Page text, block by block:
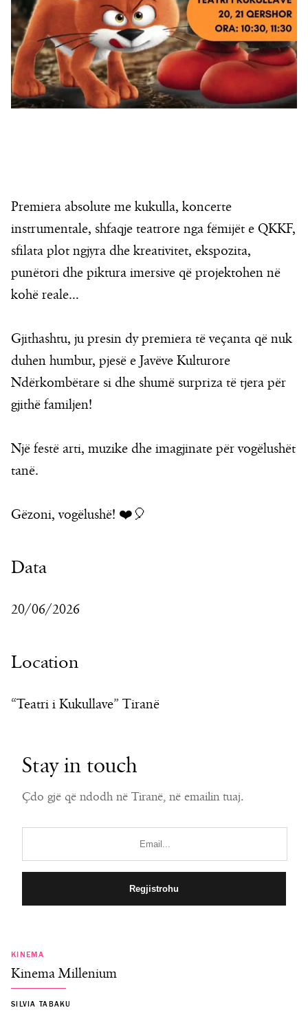
Premiera absolute me kukulla, koncerte
instrumentale, shfaqje teatrore nga fëmijët e QKKF,
sfilata plot ngjyra dhe kreativitet, ekspozita,
punëtori dhe piktura imersive që projektohen në
kohë reale…
Gjithashtu, ju presin dy premiera të veçanta që nuk
duhen humbur, pjesë e Javëve Kulturore
Ndërkombëtare si dhe shumë surpriza të tjera për
gjithë familjen!
Një festë arti, muzike dhe imagjinate për vogëlushët
tanë.
Gëzoni, vogëlushë! ❤️🎈
Data
20/06/2026
Location
“Teatri i Kukullave” Tiranë
Stay in touch
Çdo gjë që ndodh në Tiranë, në emailin tuaj.
KINEMA
Kinema Millenium
SILVIA TABAKU